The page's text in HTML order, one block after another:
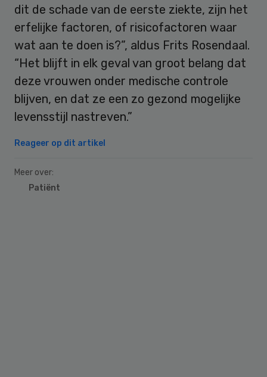
dit de schade van de eerste ziekte, zijn het
erfelijke factoren, of risicofactoren waar
wat aan te doen is?”, aldus Frits Rosendaal.
“Het blijft in elk geval van groot belang dat
deze vrouwen onder medische controle
blijven, en dat ze een zo gezond mogelijke
levensstijl nastreven.”
Reageer op dit artikel
Meer over:
Patiënt